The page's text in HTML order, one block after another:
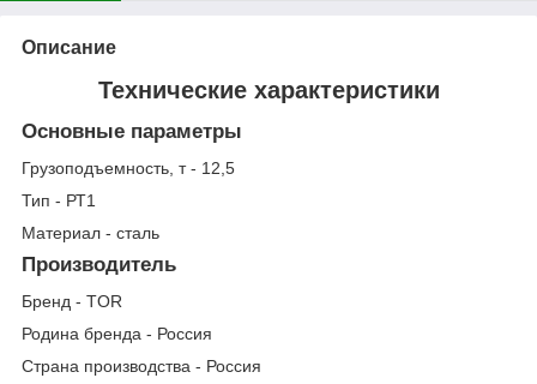
Описание
Технические характеристики
Основные параметры
Грузоподъемность, т - 12,5
Тип - РТ1
Материал - сталь
Производитель
Бренд - TOR
Родина бренда - Россия
Страна производства - Россия